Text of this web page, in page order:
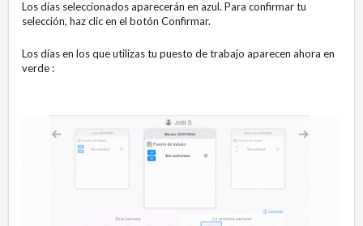
Los días seleccionados aparecerán en azul. Para confirmar tu
selección, haz clic en el botón Confirmar.
Los días en los que utilizas tu puesto de trabajo aparecen ahora en
verde :